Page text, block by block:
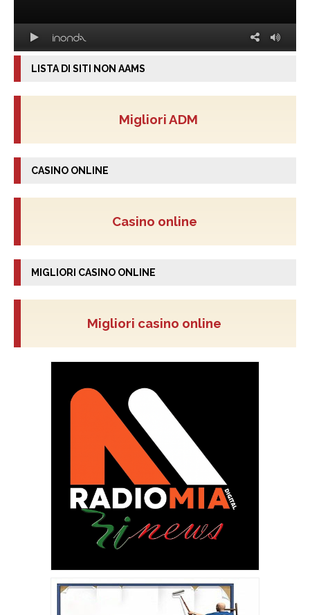
LISTA DI SITI NON AAMS
Migliori ADM
CASINO ONLINE
Casino online
MIGLIORI CASINO ONLINE
Migliori casino online